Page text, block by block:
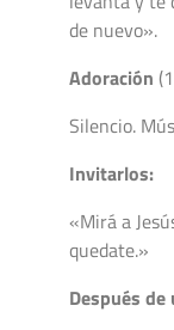
de nuevo».
Adoración
Silencio.
Invitarlos:
«Mirá a
quedate.»
Después